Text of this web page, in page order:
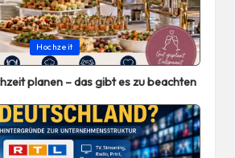
Hochzeit
planen – das gibt es zu beachten